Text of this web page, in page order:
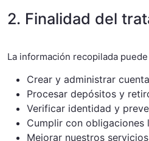
2. Finalidad del
La información recopilada
Crear y administrar
Procesar depósitos y
Verificar identidad y
Cumplir con obligaciones
Mejorar nuestros